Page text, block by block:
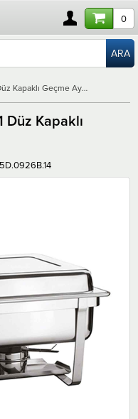
0
Öztiryakiler Chafing Dish 1/1 Düz Kapaklı Geçme Ayaklı Kızaklı
Kapaklı